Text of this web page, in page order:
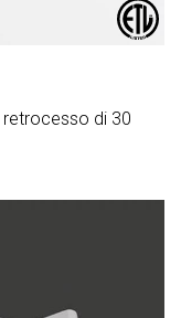
di 30